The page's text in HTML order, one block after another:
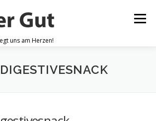
uns am Herzen!
Menü
GELENKBESCHWERDEN